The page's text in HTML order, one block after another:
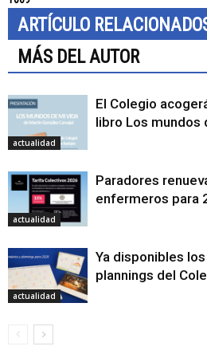
ARTÍCULO
MÁS DEL AUTOR
actualidad
El Colegio
libro Los mundos
actualidad
Paradores
enfermeros para
actualidad
Ya disponibles
plannings del